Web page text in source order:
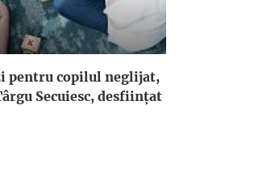
pentru copilul neglijat,
Secuiesc, desfiinţat